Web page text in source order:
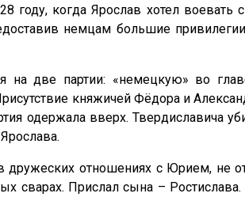
году, когда Ярослав хотел
немцам большие
на две партии: «немецкую» во
княжичей Фёдора и
одержала вверх. Твердиславича
дружеских отношениях с Юрием, не
Прислал сына –